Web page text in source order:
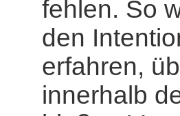
fehlen. So
den
erfahren,
innerhalb